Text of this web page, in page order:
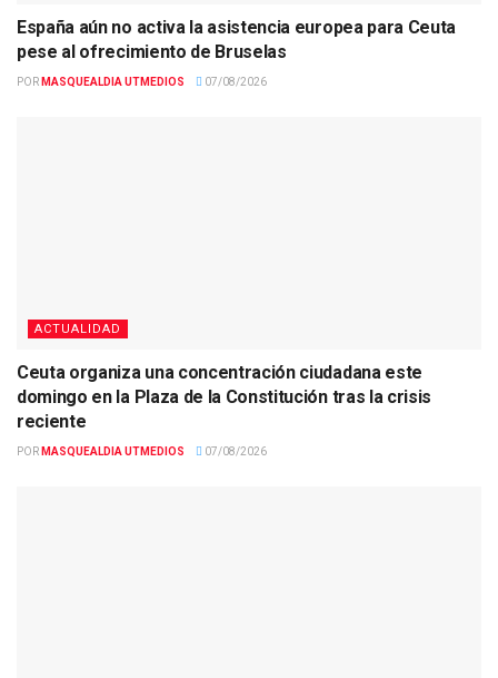
España aún no activa la asistencia europea para Ceuta
pese al ofrecimiento de Bruselas
POR MASQUEALDIA UTMEDIOS 07/08/2026
ACTUALIDAD
Ceuta organiza una concentración ciudadana este
domingo en la Plaza de la Constitución tras la crisis
reciente
POR MASQUEALDIA UTMEDIOS 07/08/2026